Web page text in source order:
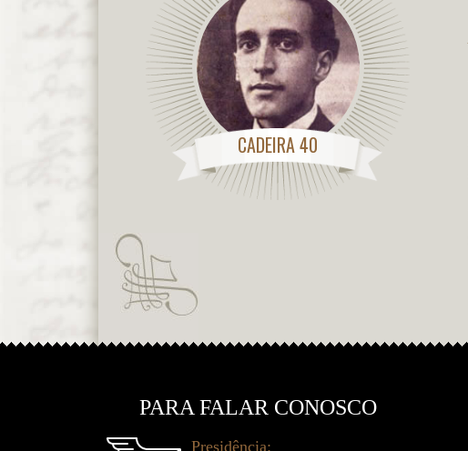
CADEIRA 40
PARA FALAR CONOSCO
Presidência: